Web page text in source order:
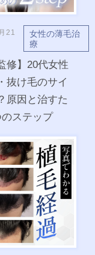
21
女性の薄毛治
療
修】20代女性
抜け毛のサイ
原因と治すた
ステップ